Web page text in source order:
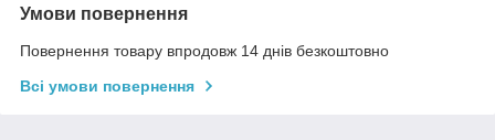
Умови повернення
Повернення товару впродовж 14 днів безкоштовно
Всі умови повернення